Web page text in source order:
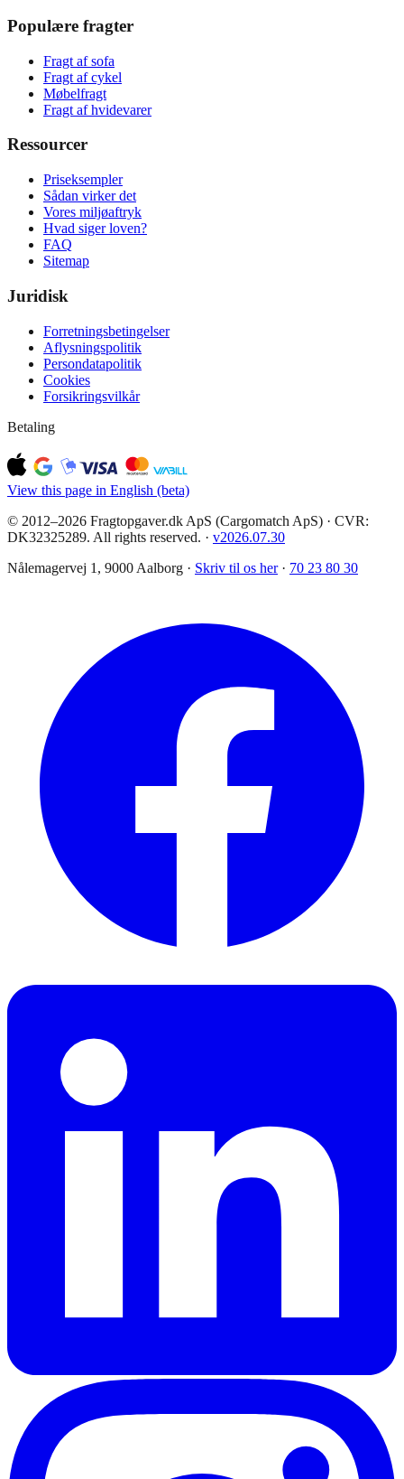
Populære fragter
Fragt af sofa
Fragt af cykel
Møbelfragt
Fragt af hvidevarer
Ressourcer
Priseksempler
Sådan virker det
Vores miljøaftryk
Hvad siger loven?
FAQ
Sitemap
Juridisk
Forretningsbetingelser
Aflysningspolitik
Persondatapolitik
Cookies
Forsikringsvilkår
Betaling
View this page in English (beta)
© 2012–2026 Fragtopgaver.dk ApS (Cargomatch ApS) · CVR:
DK32325289. All rights reserved. · v2026.07.30
Nålemagervej 1, 9000 Aalborg · Skriv til os her · 70 23 80 30